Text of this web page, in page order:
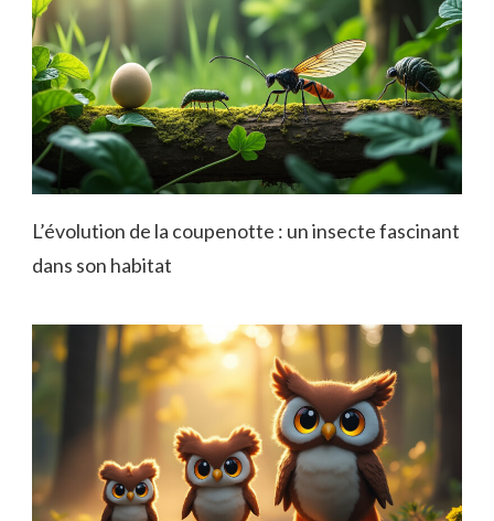
L’évolution de la coupenotte : un insecte fascinant
dans son habitat